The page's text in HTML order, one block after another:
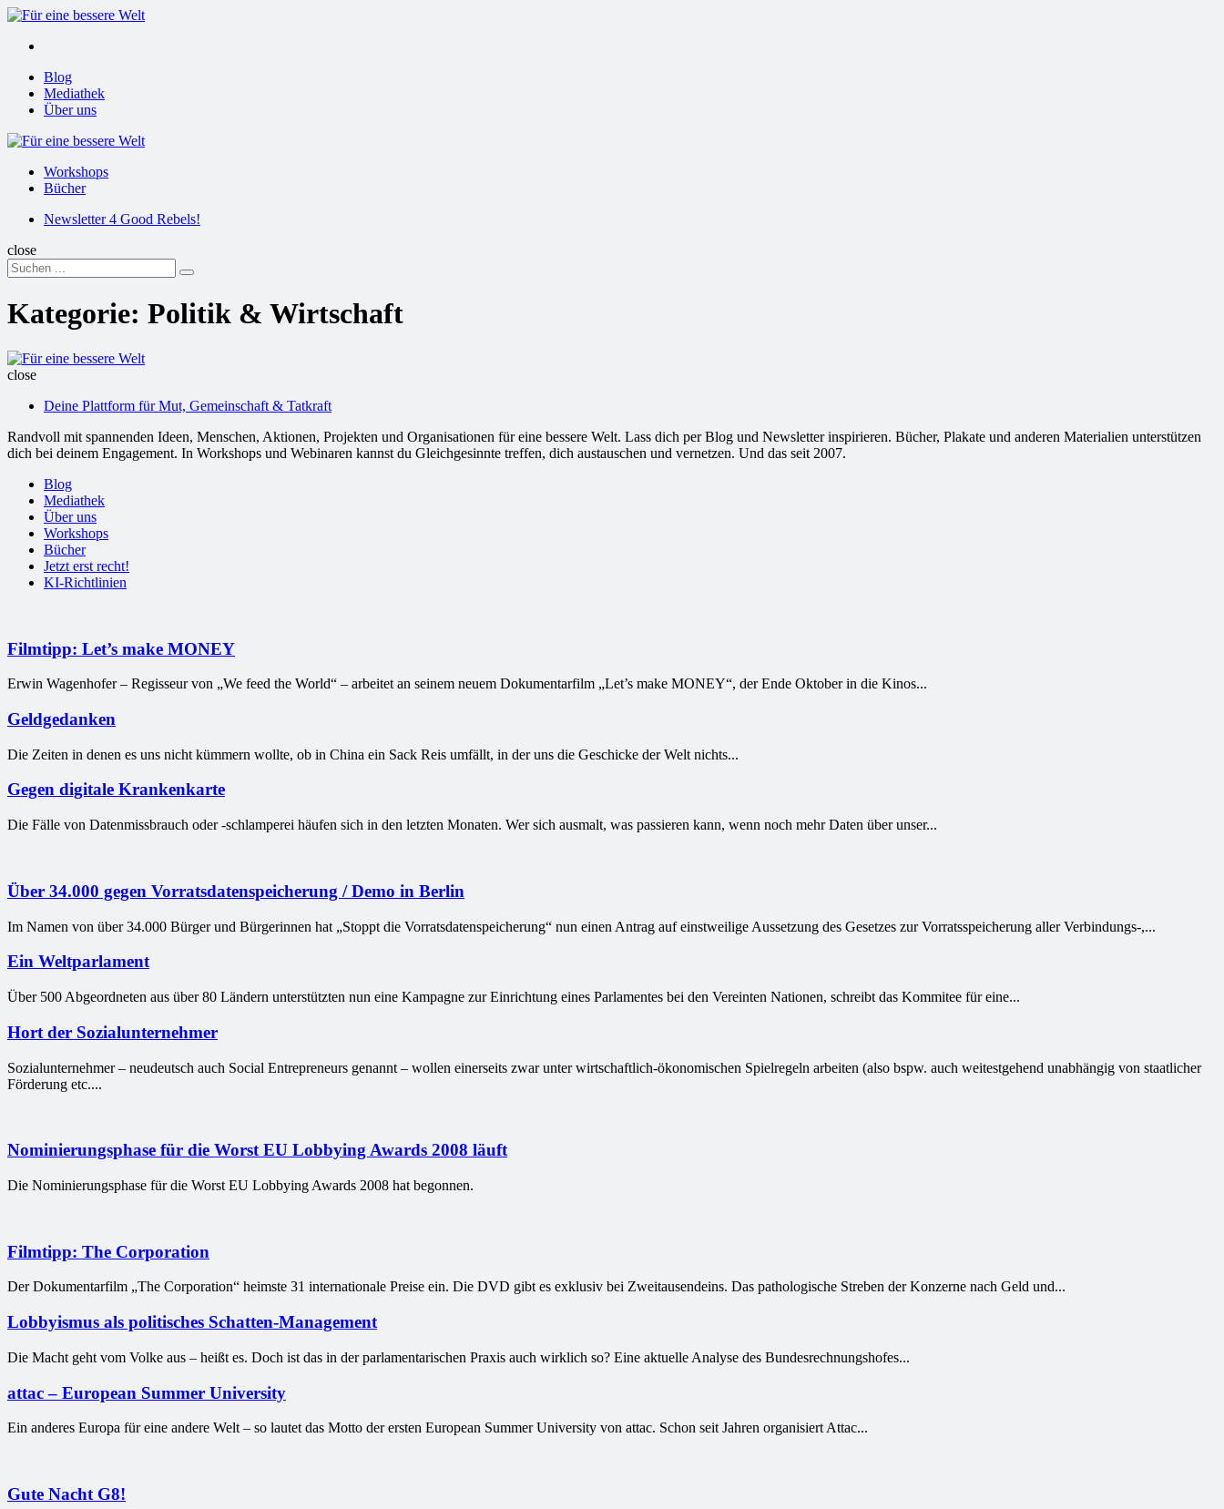
Menu
Menu
Blog
Mediathek
Über uns
Für
Workshops
Bücher
SuchenNewsletter 4 Good Rebels!
close
Search
for:
Suchen
Kategorie: Politik & Wirtschaft
Für
Welt
close
Deine Plattform für Mut, Gemeinschaft & Tatkraft
Randvoll mit spannenden Ideen, Menschen, Aktionen, Projekten und Organisationen für eine bessere Welt. Lass dich per Blog und Newsletter inspirieren. Bücher, Plakate und anderen Materialien unterstützen
dich bei deinem Engagement. In Workshops und Webinaren kannst du Gleichgesinnte treffen, dich austauschen und vernetzen. Und das seit 2007.
Blog
Mediathek
Über uns
Workshops
Bücher
Jetzt erst recht!
KI-Richtlinien
Filmtipp: Let’s make MONEY
Erwin Wagenhofer – Regisseur von „We feed the World“ – arbeitet an seinem neuem Dokumentarfilm „Let’s make MONEY“, der Ende Oktober in die Kinos...
Geldgedanken
Die Zeiten in denen es uns nicht kümmern wollte, ob in China ein Sack Reis umfällt, in der uns die Geschicke der Welt nichts...
Gegen digitale Krankenkarte
Die Fälle von Datenmissbrauch oder -schlamperei häufen sich in den letzten Monaten. Wer sich ausmalt, was passieren kann, wenn noch mehr Daten über unser...
Über 34.000 gegen Vorratsdatenspeicherung / Demo in Berlin
Im Namen von über 34.000 Bürger und Bürgerinnen hat „Stoppt die Vorratsdatenspeicherung“ nun einen Antrag auf einstweilige Aussetzung des Gesetzes zur Vorratsspeicherung aller Verbindungs-,...
Ein Weltparlament
Über 500 Abgeordneten aus über 80 Ländern unterstützten nun eine Kampagne zur Einrichtung eines Parlamentes bei den Vereinten Nationen, schreibt das Kommitee für eine...
Hort der Sozialunternehmer
Sozialunternehmer – neudeutsch auch Social Entrepreneurs genannt – wollen einerseits zwar unter wirtschaftlich-ökonomischen Spielregeln arbeiten (also bspw. auch weitestgehend unabhängig von staatlicher
Förderung etc....
Nominierungsphase für die Worst EU Lobbying Awards 2008 läuft
Die Nominierungsphase für die Worst EU Lobbying Awards 2008 hat begonnen.
Filmtipp: The Corporation
Der Dokumentarfilm „The Corporation“ heimste 31 internationale Preise ein. Die DVD gibt es exklusiv bei Zweitausendeins. Das pathologische Streben der Konzerne nach Geld und...
Lobbyismus als politisches Schatten-Management
Die Macht geht vom Volke aus – heißt es. Doch ist das in der parlamentarischen Praxis auch wirklich so? Eine aktuelle Analyse des Bundesrechnungshofes...
attac – European Summer University
Ein anderes Europa für eine andere Welt – so lautet das Motto der ersten European Summer University von attac. Schon seit Jahren organisiert Attac...
Gute Nacht G8!